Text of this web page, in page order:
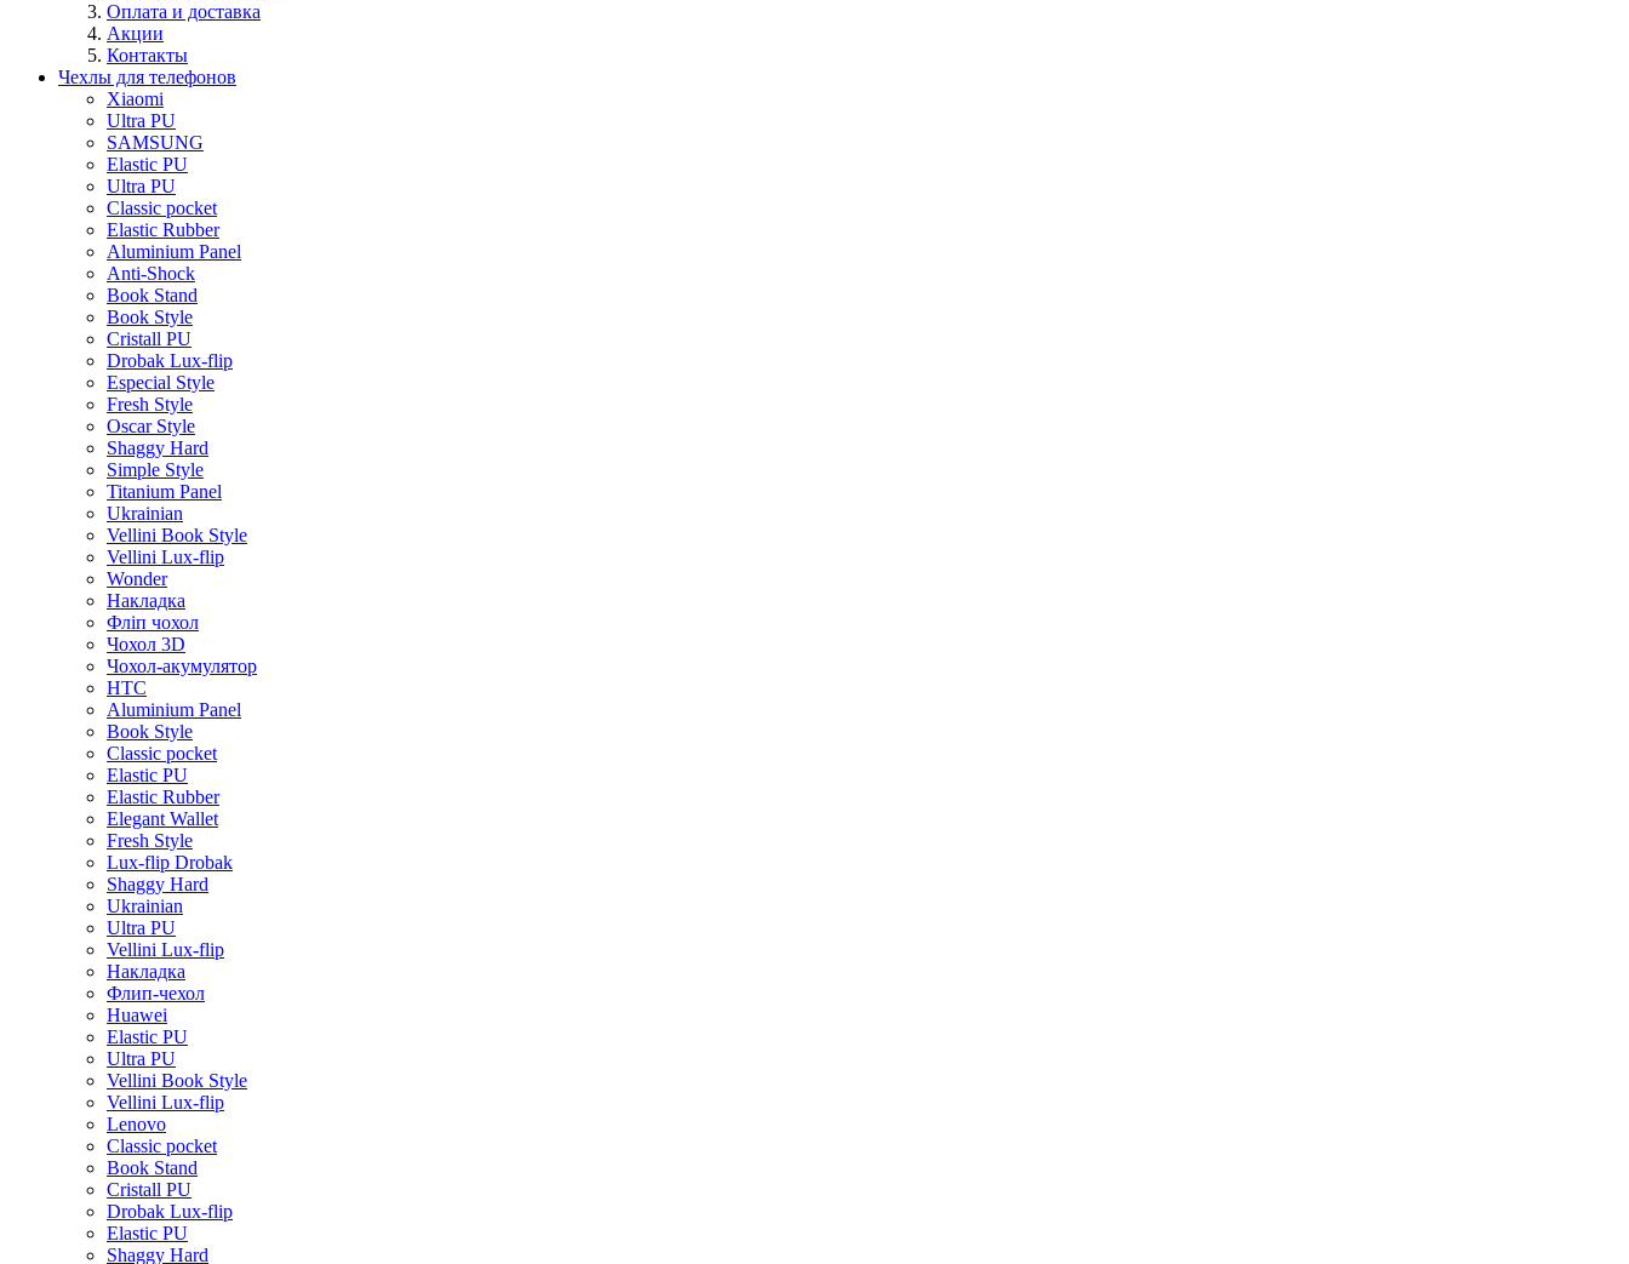
Оплата и доставка
Акции
Контакты
Чехлы для телефонов
Xiaomi
Ultra PU
SAMSUNG
Elastic PU
Ultra PU
Classic pocket
Elastic Rubber
Aluminium Panel
Anti-Shock
Book Stand
Book Style
Cristall PU
Drobak Lux-flip
Especial Style
Fresh Style
Oscar Style
Shaggy Hard
Simple Style
Titanium Panel
Ukrainian
Vellini Book Style
Vellini Lux-flip
Wonder
Накладка
Фліп чохол
Чохол 3D
Чохол-акумулятор
HTC
Aluminium Panel
Book Style
Classic pocket
Elastic PU
Elastic Rubber
Elegant Wallet
Fresh Style
Lux-flip Drobak
Shaggy Hard
Ukrainian
Ultra PU
Vellini Lux-flip
Накладка
Флип-чехол
Huawei
Elastic PU
Ultra PU
Vellini Book Style
Vellini Lux-flip
Lenovo
Classic pocket
Book Stand
Cristall PU
Drobak Lux-flip
Elastic PU
Shaggy Hard